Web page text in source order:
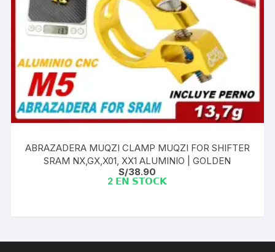
ABRAZADERA MUQZI CLAMP MUQZI FOR SHIFTER
SRAM NX,GX,X01, XX1 ALUMINIO | GOLDEN
S/38.90
2 𝗘𝗡 𝗦𝗧𝗢𝗖𝗞